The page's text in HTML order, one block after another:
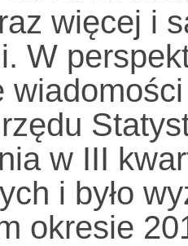
więcej i
W
w III
i było
okresie